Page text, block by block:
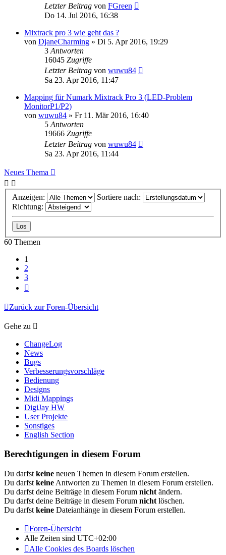
Letzter Beitrag von FGreen
Do 14. Jul 2016, 16:38
Mixtrack pro 3 wie geht das ?
von DjaneCharming » Di 5. Apr 2016, 19:29
3 Antworten
16045 Zugriffe
Letzter Beitrag von wuwu84
Sa 23. Apr 2016, 11:47
Mapping für Numark Mixtrack Pro 3 (LED-Problem
MonitorP1/P2)
von wuwu84 » Fr 11. Mär 2016, 16:40
5 Antworten
19666 Zugriffe
Letzter Beitrag von wuwu84
Sa 23. Apr 2016, 11:44
Neues Thema
Anzeigen:
Sortiere nach:
Richtung:
60 Themen
1
2
3
Zurück zur Foren-Übersicht
Gehe zu
ChangeLog
News
Bugs
Verbesserungsvorschläge
Bedienung
Designs
Midi Mappings
DigiJay HW
User Projekte
Sonstiges
English Section
Berechtigungen in diesem Forum
Du darfst keine neuen Themen in diesem Forum erstellen.
Du darfst keine Antworten zu Themen in diesem Forum erstellen.
Du darfst deine Beiträge in diesem Forum nicht ändern.
Du darfst deine Beiträge in diesem Forum nicht löschen.
Du darfst keine Dateianhänge in diesem Forum erstellen.
Foren-Übersicht
Alle Zeiten sind UTC+02:00
Alle Cookies des Boards löschen